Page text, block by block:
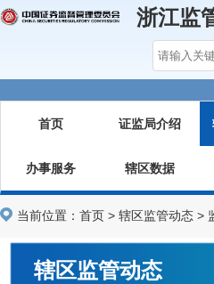
浙江监
首页 证监局介绍
办事服务 辖区数据
当前位置： 首页 > 辖区监管动态 >
辖区监管动态